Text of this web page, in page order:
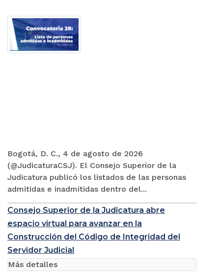
Bogotá, D. C., 4 de agosto de 2026
(@JudicaturaCSJ). El Consejo Superior de la
Judicatura publicó los listados de las personas
admitidas e inadmitidas dentro del...
Consejo Superior de la Judicatura abre
espacio virtual para avanzar en la
Construcción del Código de Integridad del
Servidor Judicial
Más detalles